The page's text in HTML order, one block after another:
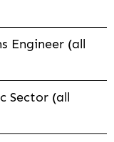
Engineer (all
Sector (all